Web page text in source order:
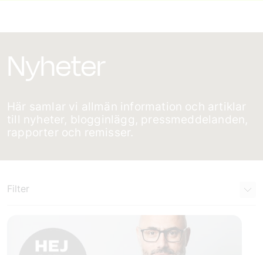
Nyheter
Här samlar vi allmän information och artiklar
till nyheter, blogginlägg, pressmeddelanden,
rapporter och remisser.
Filter